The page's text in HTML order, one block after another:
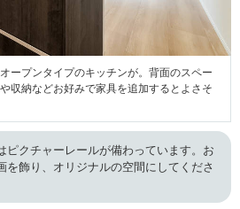
ープンタイプのキッチンが。背面のスペー
収納などお好みで家具を追加するとよさそ
ピクチャーレールが備わっています。お
を飾り、オリジナルの空間にしてくださ